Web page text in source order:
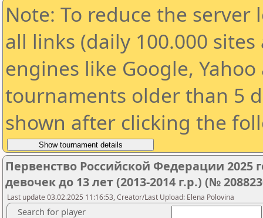
Note: To reduce the
all links (daily 100.000
engines like Google,
tournaments older than 5
shown after clicking the
Первенство Российской Федерации
девочек до 13 лет (2013-2014 г.р.) (№
Last update 03.02.2025 11:16:53, Creator/Last Upload: Elena Polovina
Search for player